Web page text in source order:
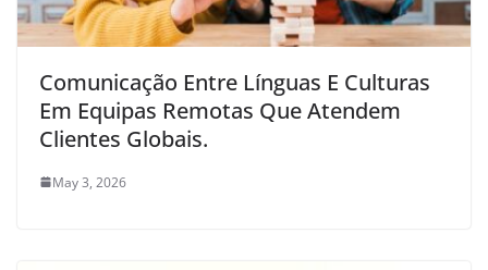
Comunicação Entre Línguas E Culturas
Em Equipas Remotas Que Atendem
Clientes Globais.
May 3, 2026